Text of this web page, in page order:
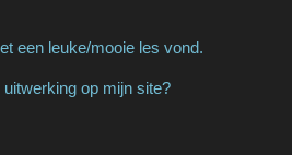
een leuke/mooie les vond.
uitwerking op mijn site?